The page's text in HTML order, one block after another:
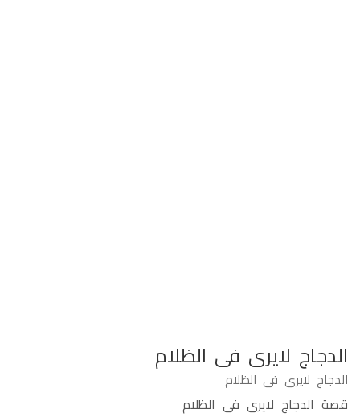
الدجاج لايرى فى الظلام
الدجاج لايرى فى الظلام
قصة الدجاج لايرى فى الظلام